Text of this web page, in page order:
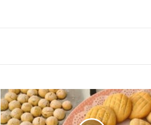
Çok
Kolay
Bir